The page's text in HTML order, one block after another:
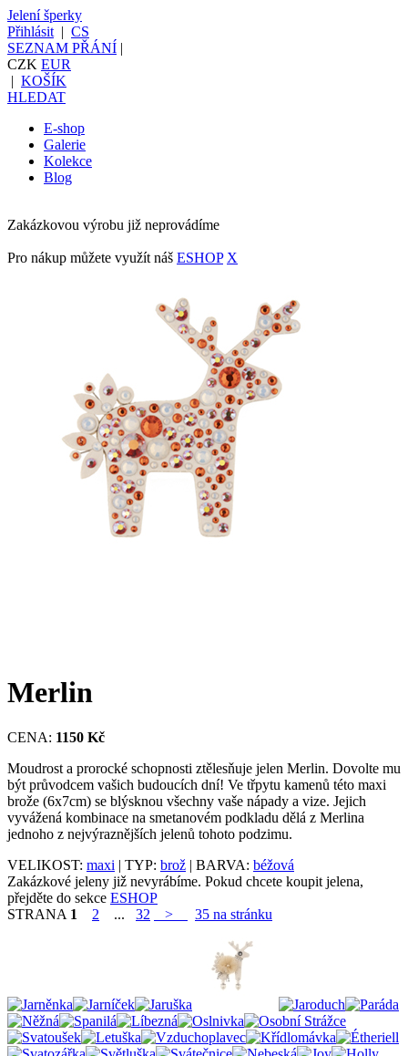
Jelení šperky
Přihlásit | CS
SEZNAM PŘÁNÍ |
CZK EUR
| KOŠÍK
HLEDAT
E-shop
Galerie
Kolekce
Blog
Zakázkovou výrobu již neprovádíme
Pro nákup můžete využít náš ESHOP X
Merlin
CENA: 1150 Kč
Moudrost a prorocké schopnosti ztělesňuje jelen Merlin. Dovolte mu
být průvodcem vašich budoucích dní! Ve třpytu kamenů této maxi
brože (6x7cm) se blýsknou všechny vaše nápady a vize. Jejich
vyvážená kombinace na smetanovém podkladu dělá z Merlina
jednoho z nejvýraznějších jelenů tohoto podzimu.
VELIKOST: maxi | TYP: brož | BARVA: béžová
Zakázkové jeleny již nevyrábíme. Pokud chcete koupit jelena,
přejděte do sekce ESHOP
STRANA 1 2 ... 32 > 35 na stránku